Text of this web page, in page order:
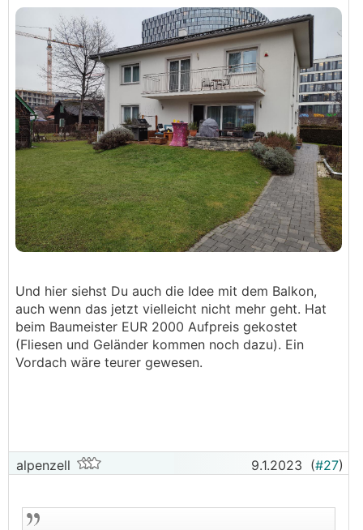
Und hier siehst Du auch die Idee mit dem Balkon,
auch wenn das jetzt vielleicht nicht mehr geht. Hat
beim Baumeister EUR 2000 Aufpreis gekostet
(Fliesen und Geländer kommen noch dazu). Ein
Vordach wäre teurer gewesen.
alpenzell 9.1.2023 (#27)